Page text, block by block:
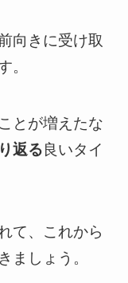
向きに受け取
。
とが増えたな
返る良いタイ
て、これから
ましょう。